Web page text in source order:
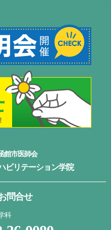
館市医師会
ビリテーション学院
問合せ
科